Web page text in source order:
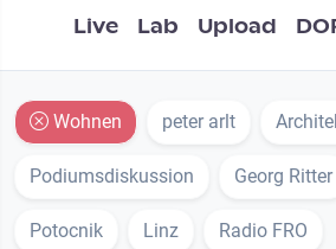
Hauptnavigation
Live Lab Upload
Wohnen peter arlt
Podiumsdiskussion Georg Ritter
Potocnik Linz Radio FRO